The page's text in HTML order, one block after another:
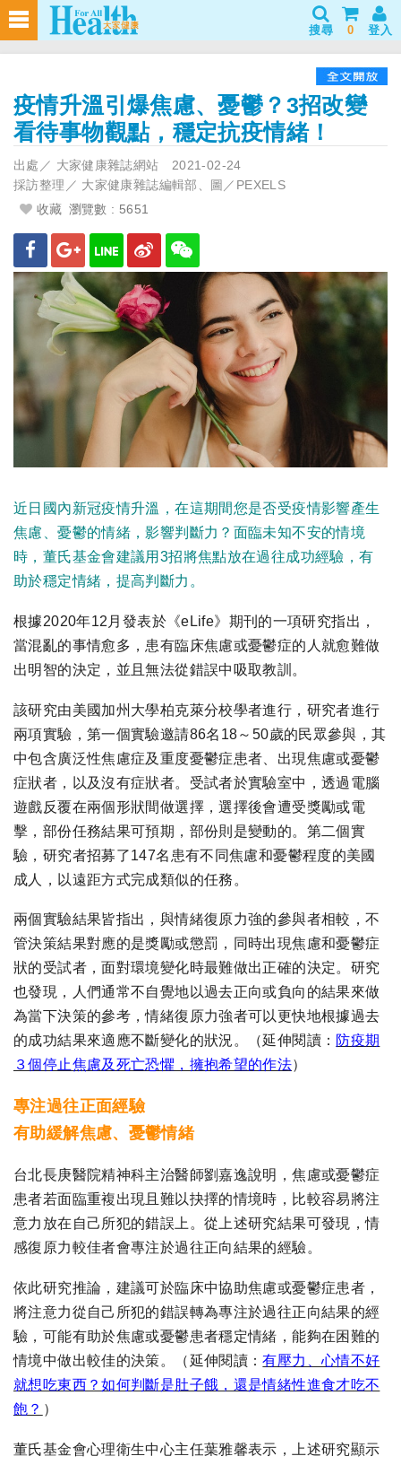
搜尋 0 登入
疫情升溫引爆焦慮、憂鬱？3招改變
看待事物觀點，穩定抗疫情緒！
出處／ 大家健康雜誌網站 2021-02-24
採訪整理／ 大家健康雜誌編輯部、圖／PEXELS
收藏 瀏覽數 : 5651
近日國內新冠疫情升溫，在這期間您是否受疫情影響產生
焦慮、憂鬱的情緒，影響判斷力？面臨未知不安的情境
時，董氏基金會建議用3招將焦點放在過往成功經驗，有
助於穩定情緒，提高判斷力。
根據2020年12月發表於《eLife》期刊的一項研究指出，
當混亂的事情愈多，患有臨床焦慮或憂鬱症的人就愈難做
出明智的決定，並且無法從錯誤中吸取教訓。
該研究由美國加州大學柏克萊分校學者進行，研究者進行
兩項實驗，第一個實驗邀請86名18～50歲的民眾參與，其
中包含廣泛性焦慮症及重度憂鬱症患者、出現焦慮或憂鬱
症狀者，以及沒有症狀者。受試者於實驗室中，透過電腦
遊戲反覆在兩個形狀間做選擇，選擇後會遭受獎勵或電
擊，部份任務結果可預期，部份則是變動的。第二個實
驗，研究者招募了147名患有不同焦慮和憂鬱程度的美國
成人，以遠距方式完成類似的任務。
兩個實驗結果皆指出，與情緒復原力強的參與者相較，不
管決策結果對應的是獎勵或懲罰，同時出現焦慮和憂鬱症
狀的受試者，面對環境變化時最難做出正確的決定。研究
也發現，人們通常不自覺地以過去正向或負向的結果來做
為當下決策的參考，情緒復原力強者可以更快地根據過去
的成功結果來適應不斷變化的狀況。（延伸閱讀： 防疫期
３個停止焦慮及死亡恐懼，擁抱希望的作法）
專注過往正面經驗
有助緩解焦慮、憂鬱情緒
台北長庚醫院精神科主治醫師劉嘉逸說明，焦慮或憂鬱症
患者若面臨重複出現且難以抉擇的情境時，比較容易將注
意力放在自己所犯的錯誤上。從上述研究結果可發現，情
感復原力較佳者會專注於過往正向結果的經驗。
依此研究推論，建議可於臨床中協助焦慮或憂鬱症患者，
將注意力從自己所犯的錯誤轉為專注於過往正向結果的經
驗，可能有助於焦慮或憂鬱患者穩定情緒，能夠在困難的
情境中做出較佳的決策。（延伸閱讀：有壓力、心情不好
就想吃東西？如何判斷是肚子餓，還是情緒性進食才吃不
飽？ ）
董氏基金會心理衛生中心主任葉雅馨表示，上述研究顯示